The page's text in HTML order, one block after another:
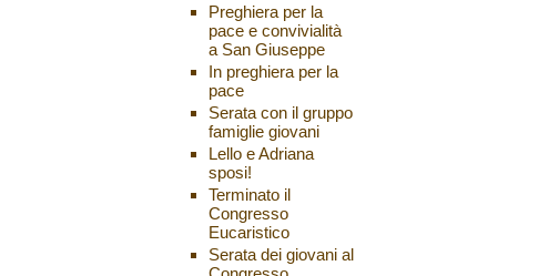
Preghiera per la
pace e convivialità
a San Giuseppe
In preghiera per la
pace
Serata con il gruppo
famiglie giovani
Lello e Adriana
sposi!
Terminato il
Congresso
Eucaristico
Serata dei giovani al